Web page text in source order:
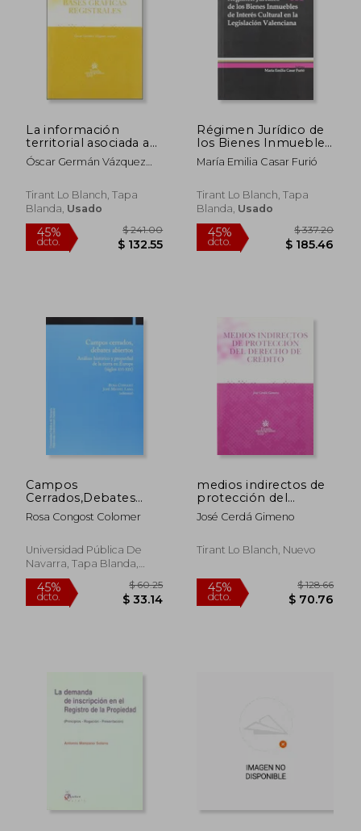
$ 15.05
La información
territorial asociada a
las bases gráficas
registrales
Óscar Germán Vázquez
Tirant Lo Blanch, Tapa
Blanda, Usado
45%
dcto. $ 132.55
Régimen Jurídico de
los Bienes Inmuebles
de Interés Cultural en
la Legislación
María Emilia Casar Furió
Tirant Lo Blanch, Tapa
Blanda, Usado
Campos
Cerrados,Debates
Abiertos. Análisis
Histórico De La
Siglos XVI-XIX
(Historia)
Rosa Congost Colomer
Universidad Pública De
Navarra, Tapa Blanda,
Nuevo
medios indirectos de
protección del
derecho de crédito
José Cerdá Gimeno
Tirant Lo Blanch, Nuevo